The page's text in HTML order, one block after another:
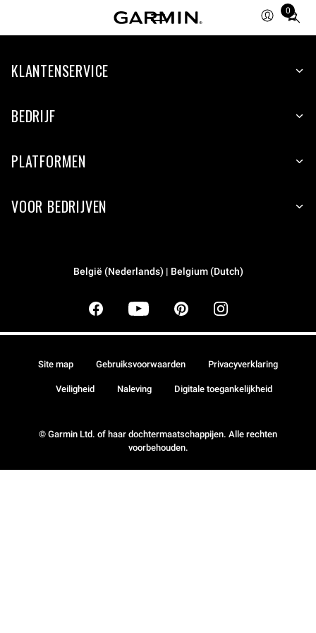
0
Total
items
cart:
KLANTENSERVICE
BEDRIJF
PLATFORMEN
VOOR BEDRIJVEN
België (Nederlands) | Belgium (Dutch)
© Garmin Ltd. of haar dochtermaatschappijen. Alle rechten
voorbehouden.
Site map Gebruiksvoorwaarden Privacyverklaring
Veiligheid Naleving Digitale toegankelijkheid